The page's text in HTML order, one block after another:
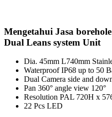
Mengetahui Jasa
Dual Leans system Unit
Dia. 45mm L740mm
Waterproof IP68 up to 50
Dual Camera side and
Pan 360° angle view 120°
Resolution PAL 720H x
22 Pcs LED